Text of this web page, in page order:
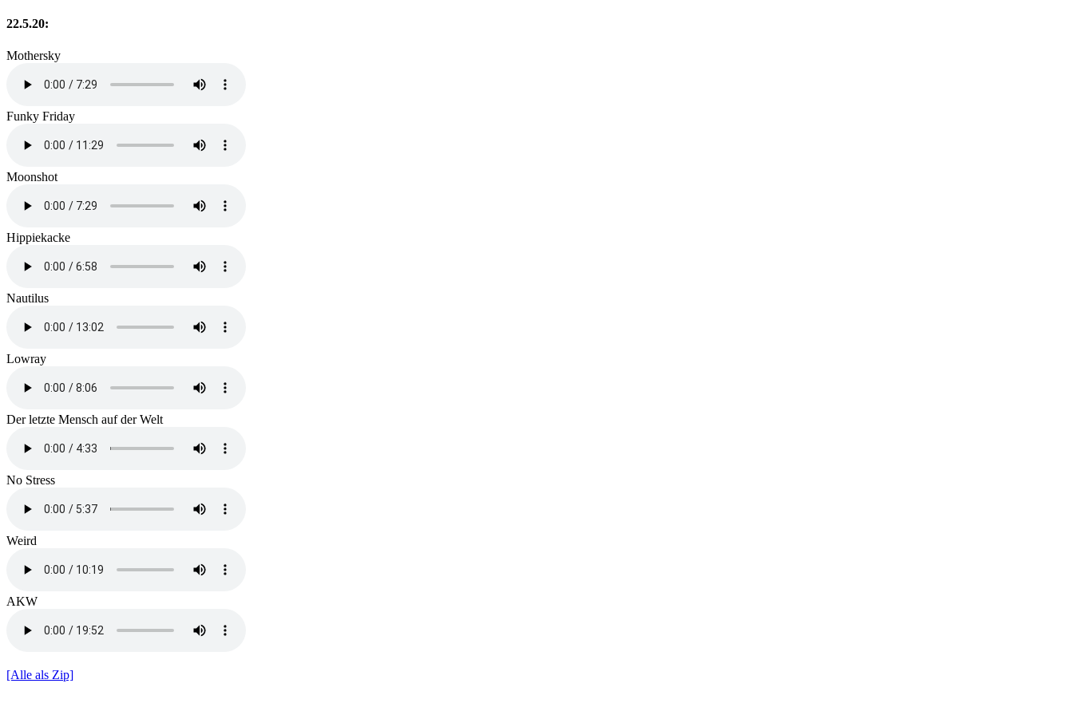
22.5.20:
Mothersky
Funky Friday
Moonshot
Hippiekacke
Nautilus
Lowray
Der letzte Mensch auf der Welt
No Stress
Weird
AKW
[Alle als Zip]